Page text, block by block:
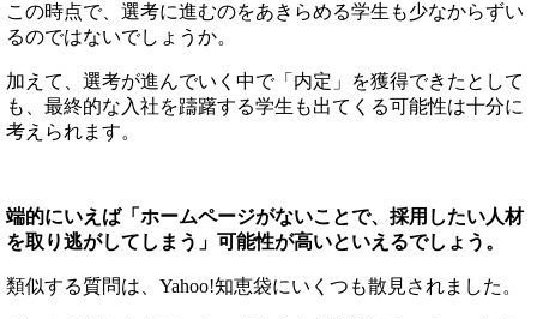
この時点で、選考に進むのをあきらめる学生も少なからずい
るのではないでしょうか。
加えて、選考が進んでいく中で「内定」を獲得できたとして
も、最終的な入社を躊躇する学生も出てくる可能性は十分に
考えられます。
端的にいえば「ホームページがないことで、採用したい人材
を取り逃がしてしまう」可能性が高いといえるでしょう。
類似する質問は、Yahoo!知恵袋にいくつも散見されました。